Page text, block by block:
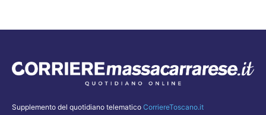
Supplemento del quotidiano telematico CorriereToscano.it